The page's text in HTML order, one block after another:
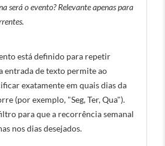
será o evento? Relevante apenas para
está definido para repetir
entrada de texto permite ao
exatamente em quais dias da
(por exemplo, "Seg, Ter, Qua").
para que a recorrência semanal
nos dias desejados.